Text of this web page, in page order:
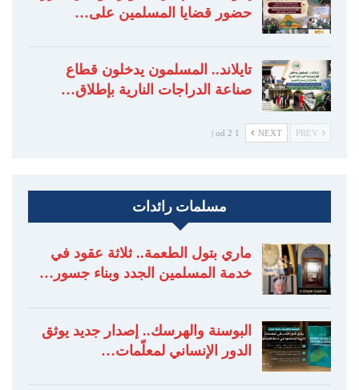
حضور قضايا المسلمين على…
تايلاند.. المسلمون يدخلون قطاع
صناعة الدراجات النارية بإطلاق…
NEXT
1 od 2 |
مسلمات رائدات
ماري بتول الطعمة.. ثلاثة عقود في
خدمة المسلمين الجدد وبناء جسور…
البوسنة والهرسك.. إصدار جديد يوثق
الدور الإنساني لمعلّمات…